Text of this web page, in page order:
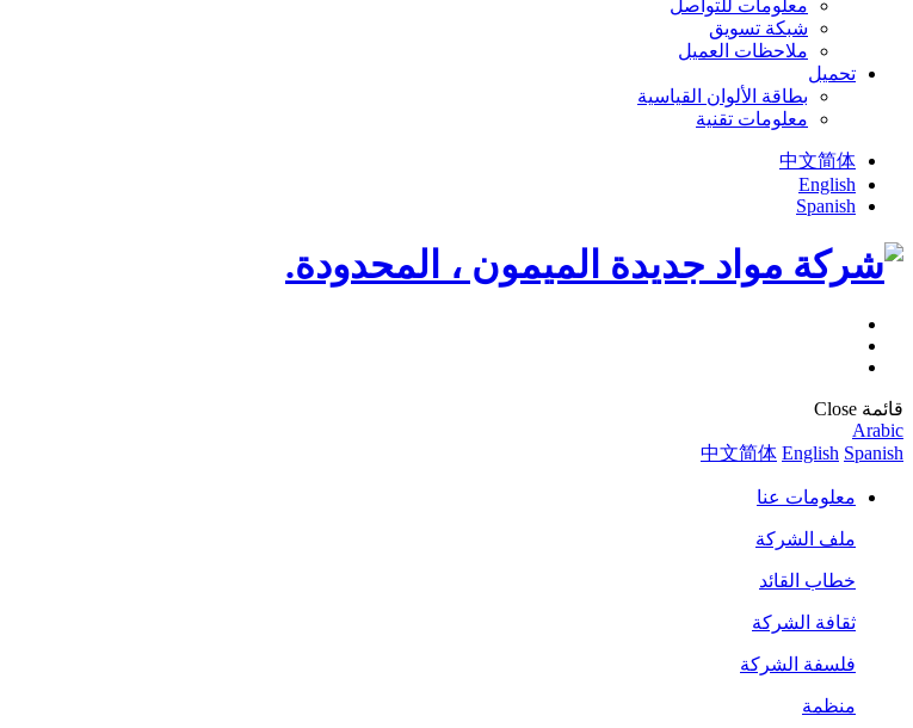
معلومات للتواصل
شبكة تسويق
ملاحظات العميل
تحميل
بطاقة الألوان القياسية
معلومات تقنية
中文简体
English
Spanish
قائمة Close
Arabic
中文简体 English Spanish
معلومات عنا
ملف الشركة
خطاب القائد
ثقافة الشركة
فلسفة الشركة
منظمة